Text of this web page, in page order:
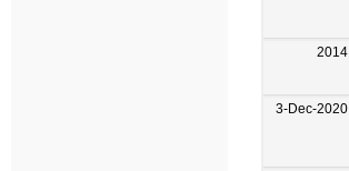
2014
3-Dec-2020